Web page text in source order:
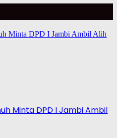
Minta DPD I Jambi Ambil